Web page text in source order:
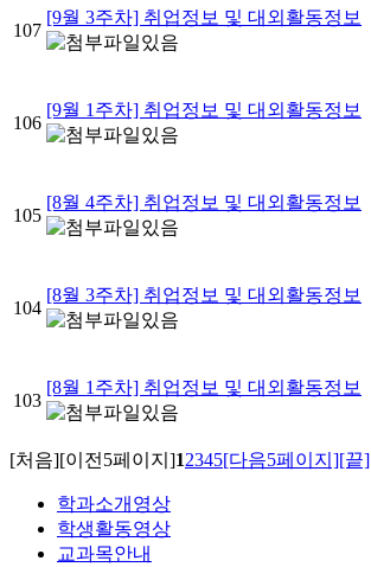
107
[9월 3주차] 취업정보 및 대외활동정보
106
[9월 1주차] 취업정보 및 대외활동정보
105
[8월 4주차] 취업정보 및 대외활동정보
104
[8월 3주차] 취업정보 및 대외활동정보
103
[8월 1주차] 취업정보 및 대외활동정보
[처음][이전5페이지]12345[다음5페이지][끝]
학과소개영상
학생활동영상
교과목안내